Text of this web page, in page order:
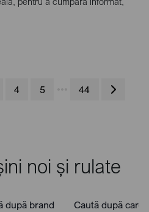
4 5 44
noi și rulate
după brand Caută după